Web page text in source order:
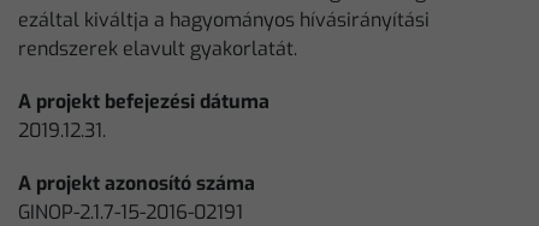
ezáltal kiváltja a hagyományos hívásirányítási
rendszerek elavult gyakorlatát.
A projekt befejezési dátuma
2019.12.31.
A projekt azonosító száma
GINOP-2.1.7-15-2016-02191